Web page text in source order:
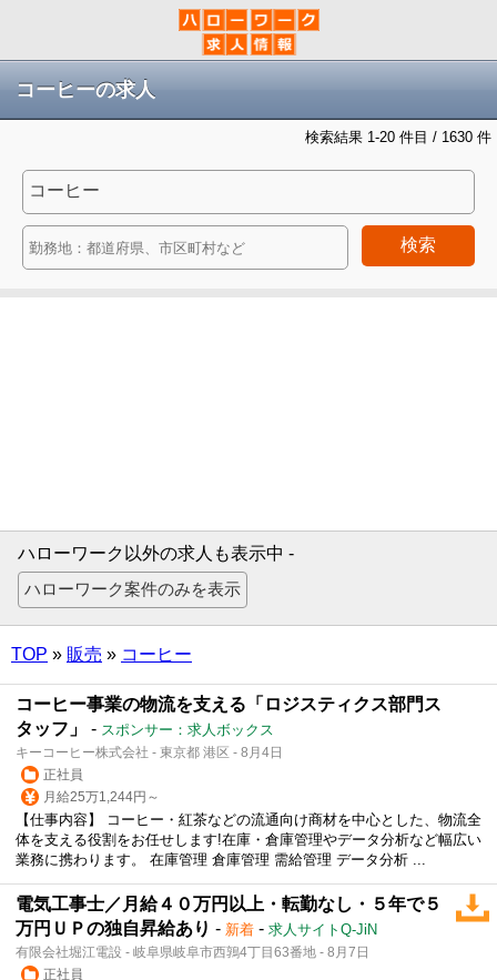
コーヒーの求人
検索結果 1-20 件目 / 1630 件
検索
ハローワーク以外の求人も表示中 -
TOP » 販売 » コーヒー
コーヒー事業の物流を支える「ロジスティクス部門ス
タッフ」
- スポンサー：求人ボックス
キーコーヒー株式会社 - 東京都 港区 - 8月4日
正社員
月給25万1,244円～
【仕事内容】 コーヒー・紅茶などの流通向け商材を中心とした、物流全
体を支える役割をお任せします!在庫・倉庫管理やデータ分析など幅広い
業務に携わります。 在庫管理 倉庫管理 需給管理 データ分析 ...
電気工事士／月給４０万円以上・転勤なし・５年で５
万円ＵＰの独自昇給あり - 新着 - 求人サイトQ-JiN
有限会社堀江電設 - 岐阜県岐阜市西鶉4丁目63番地 - 8月7日
正社員